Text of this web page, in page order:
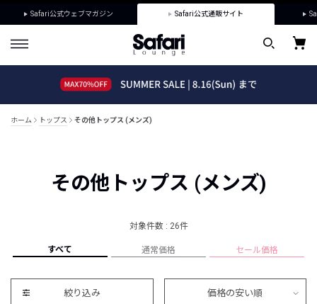
Safari公式ウェブマガジン Safari公式通販サイト
ホーム トップス その他トップス (メンズ)
その他トップス (メンズ)
対象件数 : 26件
すべて 通常価格 セール価格
絞り込み 価格の安い順